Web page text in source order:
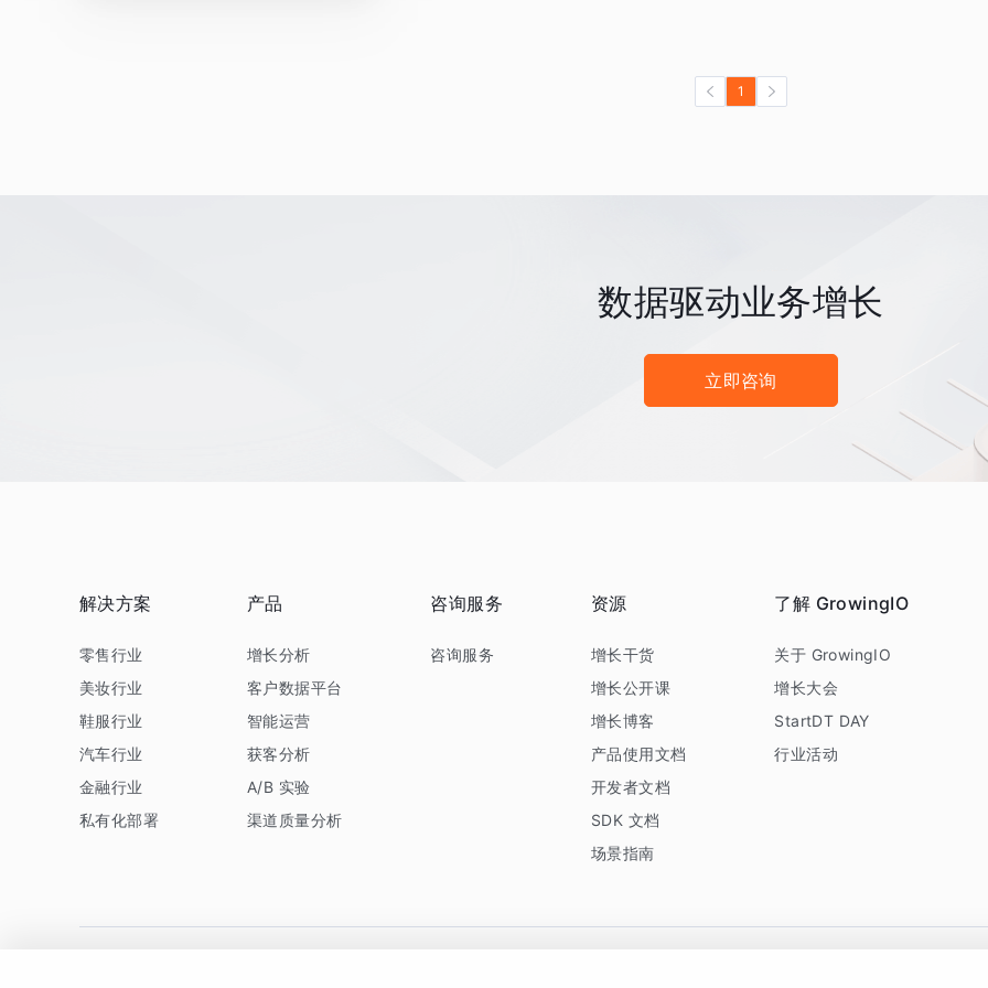
1
数据驱动业务增长
立即咨询
解决方案
零售行业
美妆行业
鞋服行业
汽车行业
金融行业
私有化部署
产品
增长分析
客户数据平台
智能运营
获客分析
A/B 实验
渠道质量分析
咨询服务
咨询服务
资源
增长干货
增长公开课
增长博客
产品使用文档
开发者文档
SDK 文档
场景指南
了解 GrowingIO
关于 GrowingIO
增长大会
StartDT DAY
行业活动